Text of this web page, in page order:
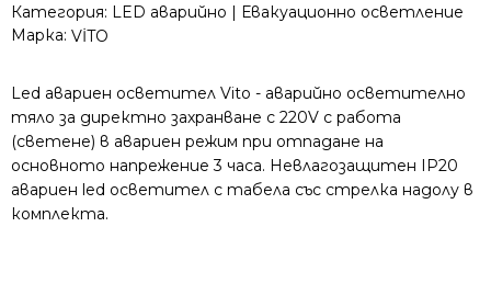
Категория: LED аварийно | Евакуационно осветление
Марка: VİTO
Led авариен осветител Vito - аварийно осветително
тяло за директно захранване с 220V с работа
(светене) в авариен режим при отпадане на
основното напрежение 3 часа. Невлагозащитен IP20
авариен led осветител с табела със стрелка надолу в
комплекта.